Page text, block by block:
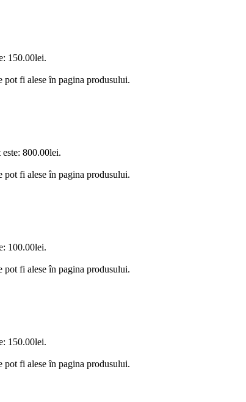
150.00lei.
fi alese în pagina produsului.
800.00lei.
fi alese în pagina produsului.
100.00lei.
fi alese în pagina produsului.
150.00lei.
fi alese în pagina produsului.